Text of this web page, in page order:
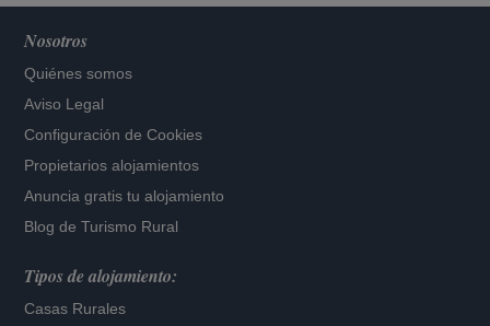
Nosotros
Quiénes somos
Aviso Legal
Configuración de Cookies
Propietarios alojamientos
Anuncia gratis tu alojamiento
Blog de Turismo Rural
Tipos de alojamiento:
Casas Rurales